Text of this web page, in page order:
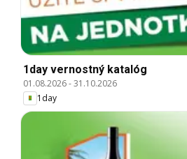
1day vernostný katalóg
01.08.2026-31.10.2026
1day